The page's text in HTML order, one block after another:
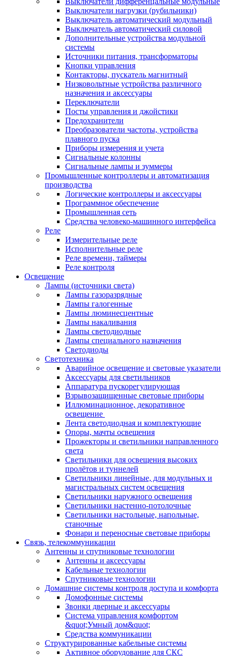
Выключатели нагрузки (рубильники)
Выключатель автоматический модульный
Выключатель автоматический силовой
Дополнительные устройства модульной
системы
Источники питания, трансформаторы
Кнопки управления
Контакторы, пускатель магнитный
Низковольтные устройства различного
назначения и аксессуары
Переключатели
Посты управления и джойстики
Предохранители
Преобразователи частоты, устройства
плавного пуска
Приборы измерения и учета
Сигнальные колонны
Сигнальные лампы и зуммеры
Промышленные контроллеры и автоматизация
производства
Логические контроллеры и аксессуары
Программное обеспечение
Промышленная сеть
Средства человеко-машинного интерфейса
Реле
Измерительные реле
Исполнительные реле
Реле времени, таймеры
Реле контроля
Освещение
Лампы (источники света)
Лампы газоразрядные
Лампы галогенные
Лампы люминесцентные
Лампы накаливания
Лампы светодиодные
Лампы специального назначения
Светодиоды
Светотехника
Аварийное освещение и световые указатели
Аксессуары для светильников
Аппаратура пускорегулирующая
Взрывозащищенные световые приборы
Иллюминационное, декоративное
освещение
Лента светодиодная и комплектующие
Опоры, мачты освещения
Прожекторы и светильники направленного
света
Светильники для освещения высоких
пролётов и туннелей
Светильники линейные, для модульных и
магистральных систем освещения
Светильники наружного освещения
Светильники настенно-потолочные
Светильники настольные, напольные,
станочные
Фонари и переносные световые приборы
Связь, телекоммуникации
Антенны и спутниковые технологии
Антенны и аксессуары
Кабельные технологии
Спутниковые технологии
Домашние системы контроля доступа и комфорта
Домофонные системы
Звонки дверные и аксессуары
Система управления комфортом
&quot;Умный дом&quot;
Средства коммуникации
Структурированные кабельные системы
Активное оборудование для СКС